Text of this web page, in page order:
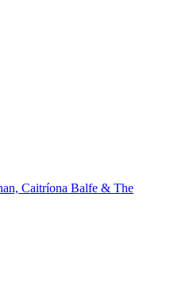
Caitríona Balfe & The